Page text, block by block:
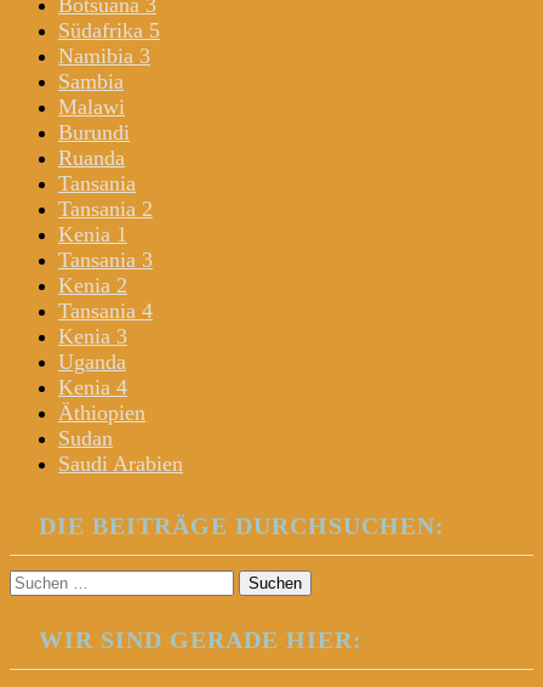
Südafrika 5
Namibia 3
Sambia
Malawi
Burundi
Ruanda
Tansania
Tansania 2
Kenia 1
Tansania 3
Kenia 2
Tansania 4
Kenia 3
Uganda
Kenia 4
Äthiopien
Sudan
Saudi Arabien
DIE BEITRÄGE DURCHSUCHEN:
Suchen
nach:
WIR SIND GERADE HIER: